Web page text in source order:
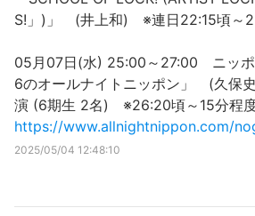
S!」)」 (井上和) ※連日22:15頃～
05月07日(水) 25:00～27:00 ニッ
6のオールナイトニッポン」 (久保
演 (6期生 2名) ※26:20頃～15分程
https://www.allnightnippon.com/
2025/05/04 12:48:10